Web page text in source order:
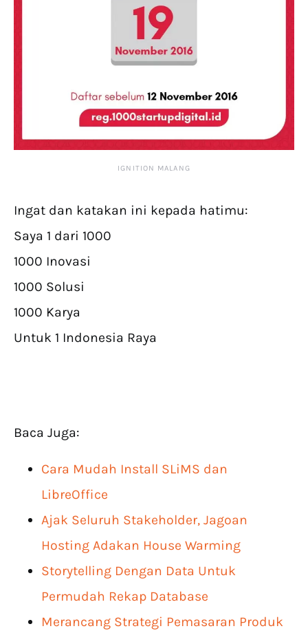
IGNITION MALANG
Ingat dan katakan ini kepada hatimu:
Saya 1 dari 1000
1000 Inovasi
1000 Solusi
1000 Karya
Untuk 1 Indonesia Raya
Baca Juga:
Cara Mudah Install SLiMS dan
LibreOffice
Ajak Seluruh Stakeholder, Jagoan
Hosting Adakan House Warming
Storytelling Dengan Data Untuk
Permudah Rekap Database
Merancang Strategi Pemasaran Produk